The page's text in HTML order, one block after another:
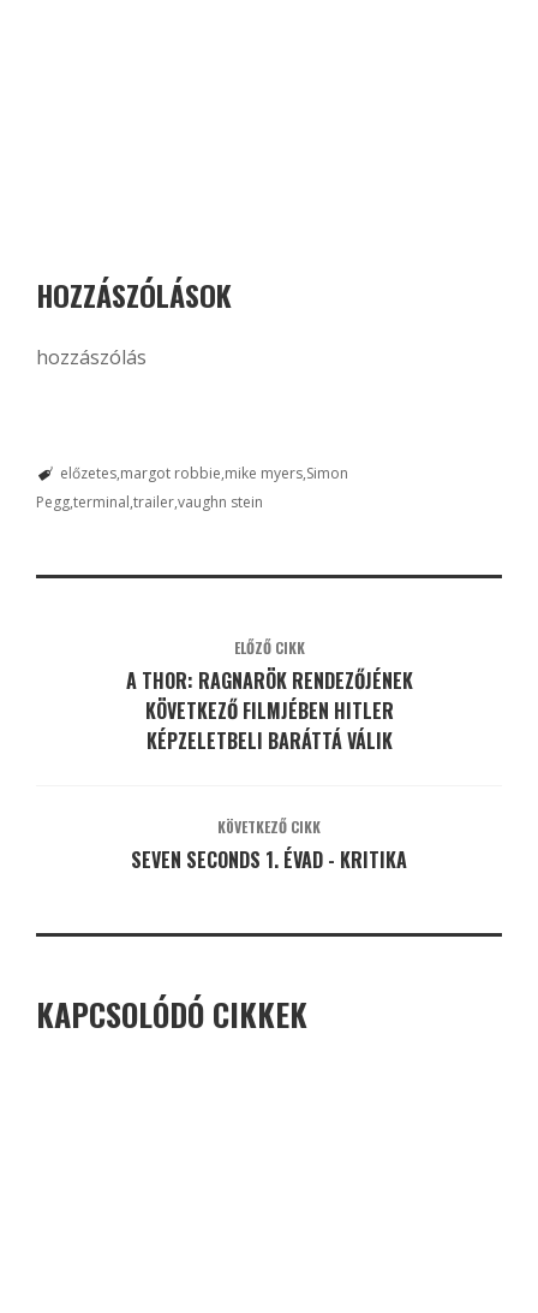
HOZZÁSZÓLÁSOK
hozzászólás
előzetes margot robbie mike myers Simon
Peggterminal trailervaughn stein
ELŐZŐ CIKK
A THOR: RAGNARÖK RENDEZŐJÉNEK
KÖVETKEZŐ FILMJÉBEN HITLER
KÉPZELETBELI BARÁTTÁ VÁLIK
KÖVETKEZŐ CIKK
SEVEN SECONDS 1. ÉVAD - KRITIKA
KAPCSOLÓDÓ CIKKEK